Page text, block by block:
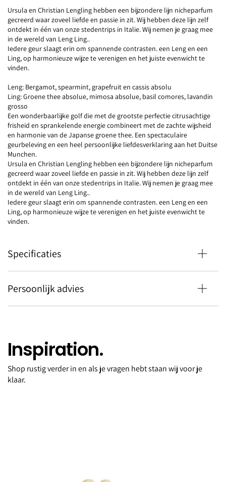
Ursula en Christian Lengling hebben een bijzondere lijn nicheparfum
gecreerd waar zoveel liefde en passie in zit. Wij hebben deze lijn zelf
ontdekt in één van onze stedentrips in Italie. Wij nemen je graag mee
in de wereld van Leng Ling..
Iedere geur slaagt erin om spannende contrasten. een Leng en een
Ling, op harmonieuze wijze te verenigen en het juiste evenwicht te
vinden.
Leng: Bergamot, spearmint, grapefruit en cassis absolu
Ling: Groene thee absolue, mimosa absolue, basil comores, lavandin
grosso
Een wonderbaarlijke golf die met de grootste perfectie citrusachtige
frisheid en sprankelende energie combineert met de zachte wijsheid
en harmonie van de Japanse groene thee. Een spectaculaire
geurbeleving en een heel persoonlijke liefdesverklaring aan het Duitse
Munchen.
Ursula en Christian Lengling hebben een bijzondere lijn nicheparfum
gecreerd waar zoveel liefde en passie in zit. Wij hebben deze lijn zelf
ontdekt in één van onze stedentrips in Italie. Wij nemen je graag mee
in de wereld van Leng Ling..
Iedere geur slaagt erin om spannende contrasten. een Leng en een
Ling, op harmonieuze wijze te verenigen en het juiste evenwicht te
vinden.
Specificaties
Persoonlijk advies
No5 Eisbach
Inspiration.
Shop rustig verder in en als je vragen hebt staan wij voor je
klaar.